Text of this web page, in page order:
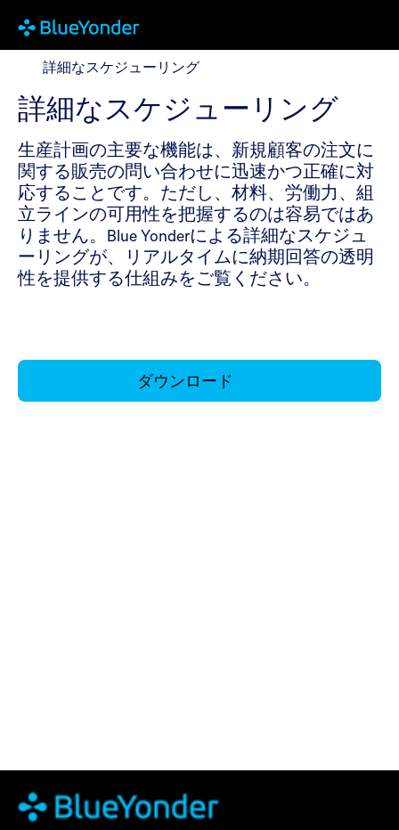
詳細なスケジューリング
詳細なスケジューリング
詳細なスケジューリング
生産計画の主要な機能は、新規顧客の注文に
関する販売の問い合わせに迅速かつ正確に対
応することです。ただし、材料、労働力、組
立ラインの可用性を把握するのは容易ではあ
りません。Blue Yonderによる詳細なスケジュ
ーリングが、リアルタイムに納期回答の透明
性を提供する仕組みをご覧ください。
ダウンロード